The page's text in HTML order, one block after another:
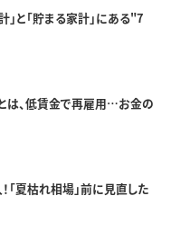
」と「貯まる家計」にある"7
は、低賃金で再雇用…お金の
夏枯れ相場」前に見直した